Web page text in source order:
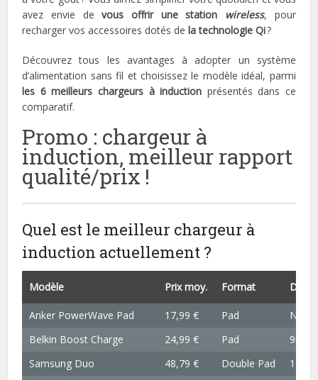
avez envie devous offrir une station wireless, pour
recharger vos accessoires dotés de la technologie Qi?
Découvrez tous les avantages à adopter un système
d’alimentation sans fil et choisissez le modèle idéal, parmi
les 6 meilleurs chargeurs à induction présentés dans ce
comparatif.
Promo : chargeur à
induction, meilleur rapport
qualité/prix !
Quel est le meilleur chargeur à
induction actuellement ?
Modèle Prix moy. Format
Anker PowerWave Pad 17,99 € Pad
NC
Belkin Boost Charge
24,99 € Pad
90 x
Samsung Duo
48,79 € Double Pad
156 x